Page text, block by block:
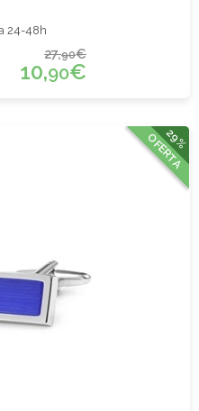
24-48h
27,90€
10,90€
29%
OFERTA